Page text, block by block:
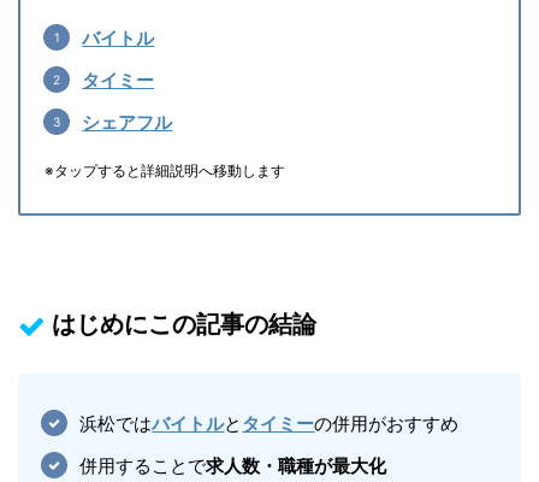
バイトル
タイミー
シェアフル
※タップすると詳細説明へ移動します
はじめにこの記事の結論
浜松ではバイトルと タイミーの併用がおすすめ
併用することで求人数・職種が最大化